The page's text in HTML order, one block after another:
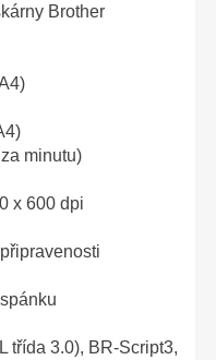
Brother
minutu)
x 600 dpi
třída 3.0), BR-Script3,